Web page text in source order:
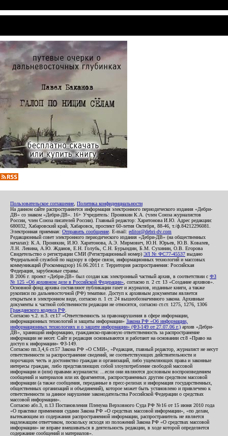
Пользовательское соглашение Политика конфиденциальности
На данном сайте распространяется информация электронного периодического издания «Дебри-
ДВ» со знаком «Дебри-ДВ». 16+ Учредитель: Пронякин К.А. (член Союза журналистов
России, член Союза писателей России). Главный редактор: Харитонова И.Ю. Адрес редакции:
680032, Хабаровский край, Хабаровск, проспект 60-летия Октября, 88-46, т./ф.84212296081.
Электронная приемная: Отправить сообщение . E-mail: editor@debri-dv.com
Редакционный совет электронного периодического издания «Дебри-ДВ» (на общественных
началах): К.А. Пронякин, И.Ю. Харитонова, А.Э. Мирмович, Ю.Н. Юрьев, Ю.В. Ковалев,
Л.Н. Левина, А.Ю. Жданов, Е.Н. Голубь, С.Н. Бурындин, Б.М. Сухинин, О.В. Егорова
Свидетельство о регистрации СМИ (Регистрационный номер) ЭЛ № ФС77-45537 выдано
Федеральной службой по надзору в сфере связи, информационных технологий и массовых
коммуникаций (Роскомнадзор) 16.06.2011 г. Территория распространения: Российская
Федерация, зарубежные страны.
В 2006 г. проект «Дебри-ДВ» был создан как электронный частный архив, в соответствии с ФЗ
№ 125 «Об архивном деле в Российской Федерации» , согласно п. 2 ст. 13 «Создание архивов».
Основной фонд архива составляют публикации газет и журналов, изданные книги, а также
рукописи по дальневосточной (РФ) тематике. Доступ к архивным документам является
открытым в электронном виде, согласно п. 1 ст. 24 вышеобозначенного закона. Архивные
документы к частной собственности редакции не относятся, согласно ст.ст. 1275, 1276, 1306
Гражданского кодекса РФ
Согласно ч.2. п.3. ст.17 «Ответственность за правонарушения в сфере информации,
информационных технологий и защиты информации» Закона РФ «Об информации,
информационных технологиях и о защите информации» (ФЗ-149 от 27.07.06 г.) архив «Дебри-
ДВ», хранящий информацию, гражданско-правовую ответственность за распространение
информации не несет. Сайт и редакция основываются и работают на основании ст.8 «Право на
доступ к информации» ФЗ-149.
Согласно пп.3,4,6 ст.57 Закона РФ «О СМИ», «Редакция, главный редактор, журналист не несут
ответственности за распространение сведений, не соответствующих действительности и
порочащих честь и достоинство граждан и организаций, либо ущемляющих права и законные
интересы граждан, либо представляющих собой злоупотребление свободой массовой
информации и (или) правами журналиста: ...если они являются дословным воспроизведением
сообщений и материалов или их фрагментов, распространенных другим средством массовой
информации (а также сообщения, переданные в пресс-релизах и информация государственных,
общественных организаций и объединений), которое может быть установлено и привлечено к
ответственности за данное нарушение законодательства Российской Федерации о средствах
массовой информации».
Согласно абз.3, п.13 Постановления Пленума Верховного Суда РФ №16 от 15 июня 2010 года
«О практике применения судами Закона РФ «О средствах массовой информации», «по делам,
вытекающим из содержания распространенной информации, распространитель не является
надлежащим ответчиком, поскольку исходя из положений Закона РФ «О средствах массовой
информации» не вправе вмешиваться в деятельность редакции, в ходе которой определяется
содержание сообщений и материалов».